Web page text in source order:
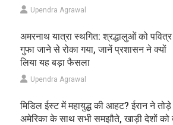
Upendra Agrawal
अमरनाथ यात्रा स्थगित: श्रद्धालुओं को पवित्र
गुफा जाने से रोका गया, जानें प्रशासन ने क्यों
लिया यह बड़ा फैसला
Upendra Agrawal
मिडिल ईस्ट में महायुद्ध की आहट? ईरान ने तोड़े
अमेरिका के साथ सभी समझौते, खाड़ी देशों को